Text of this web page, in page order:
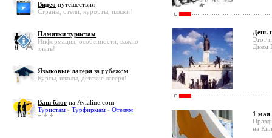
Видео путешествия
Страны, отели, курорты, пляжи!
Памятки туристам
Информация, особенности, важно
знать!
Языковые лагеря за рубежом
Курсы, школы, детские лагеря!
Ваш блог на Avialine.com
Туристам - Турфирмам - Отелям
День
Этот
Днем
1 мая
на